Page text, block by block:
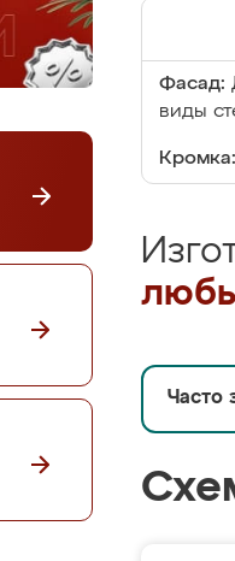
Фасад:
виды
Кромка:
Часто